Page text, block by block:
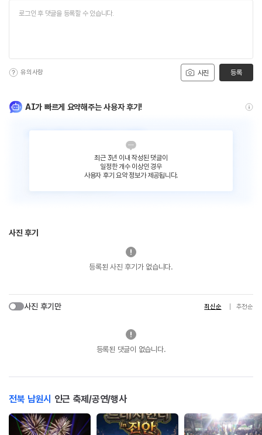
사진
유의사항 등록
AI가 빠르게 요약해주는 사용자 후기!
최근 3년 이내 작성된 댓글이
일정한 개수 이상인 경우
사용자 후기 요약 정보가 제공됩니다.
사진 후기
등록된 사진 후기가 없습니다.
사진 후기만 최신순 추천순
등록된 댓글이 없습니다.
전북 남원시 인근 축제/공연/행사